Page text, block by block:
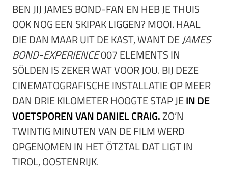
BEN JIJ JAMES BOND-FAN EN HEB JE THUIS
OOK NOG EEN SKIPAK LIGGEN? MOOI. HAAL
DIE DAN MAAR UIT DE KAST, WANT DEJAMES
BOND-EXPERIENCE007 ELEMENTS IN
SÖLDEN IS ZEKER WAT VOOR JOU. BIJ DEZE
CINEMATOGRAFISCHE INSTALLATIE OP MEER
DAN DRIE KILOMETER HOOGTE STAP JEIN DE
VOETSPOREN VAN DANIEL CRAIG.ZO’N
TWINTIG MINUTEN VAN DE FILM WERD
OPGENOMEN IN HET ÖTZTAL DAT LIGT IN
TIROL, OOSTENRIJK.